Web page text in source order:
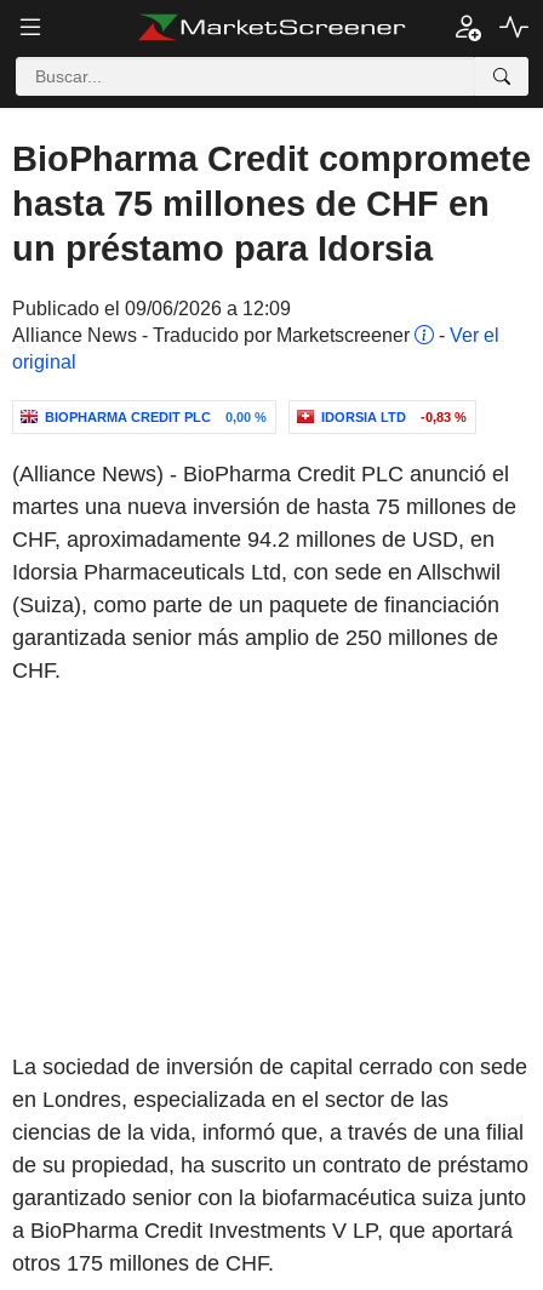
BioPharma Credit compromete
hasta 75 millones de CHF en
un préstamo para Idorsia
Publicado el 09/06/2026 a 12:09
Alliance News - Traducido por Marketscreener
- Ver el
original
BIOPHARMA CREDIT PLC 0,00 % IDORSIA LTD -0,83 %
(Alliance News) - BioPharma Credit PLC anunció el
martes una nueva inversión de hasta 75 millones de
CHF, aproximadamente 94.2 millones de USD, en
Idorsia Pharmaceuticals Ltd, con sede en Allschwil
(Suiza), como parte de un paquete de financiación
garantizada senior más amplio de 250 millones de
CHF.
La sociedad de inversión de capital cerrado con sede
en Londres, especializada en el sector de las
ciencias de la vida, informó que, a través de una filial
de su propiedad, ha suscrito un contrato de préstamo
garantizado senior con la biofarmacéutica suiza junto
a BioPharma Credit Investments V LP, que aportará
otros 175 millones de CHF.